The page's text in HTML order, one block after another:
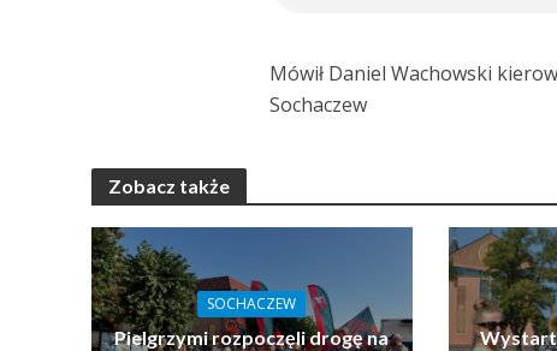
Mówił Daniel Wachowski
Sochaczew
Zobacz także
SOCHACZEW
Pielgrzymi rozpoczęli drogę na